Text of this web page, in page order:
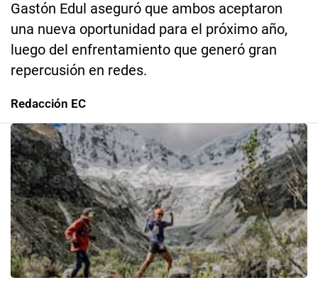
Gastón Edul aseguró que ambos aceptaron
una nueva oportunidad para el próximo año,
luego del enfrentamiento que generó gran
repercusión en redes.
Redacción EC